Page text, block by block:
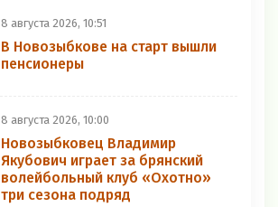
8 августа 2026, 10:51
В Новозыбкове на старт вышли
пенсионеры
8 августа 2026, 10:00
Новозыбковец Владимир
Якубович играет за брянский
волейбольный клуб «Охотно»
три сезона подряд